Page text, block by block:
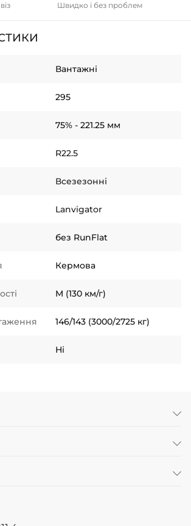
Швидко і без проблем
Вантажні
295
75% - 221.25 мм
R22.5
Всезезонні
Lanvigator
без RunFlat
Кермова
M (130 км/г)
146/143 (3000/2725 кг)
Ні